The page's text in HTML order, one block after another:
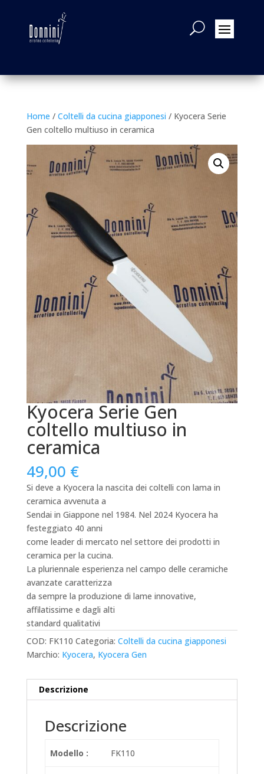
Home / Coltelli da cucina giapponesi / Kyocera Serie
Gen coltello multiuso in ceramica
Kyocera Serie Gen
coltello multiuso in
ceramica
49,00 €
Si deve a Kyocera la nascita dei coltelli con lama in
ceramica avvenuta a
Sendai in Giappone nel 1984. Nel 2024 Kyocera ha
festeggiato 40 anni
come leader di mercato nel settore dei prodotti in
ceramica per la cucina.
La pluriennale esperienza nel campo delle ceramiche
avanzate caratterizza
da sempre la produzione di lame innovative,
affilatissime e dagli alti
standard qualitativi
COD: FK110 Categoria: Coltelli da cucina giapponesi
Marchio: Kyocera, Kyocera Gen
Descrizione
Descrizione
Modello : FK110